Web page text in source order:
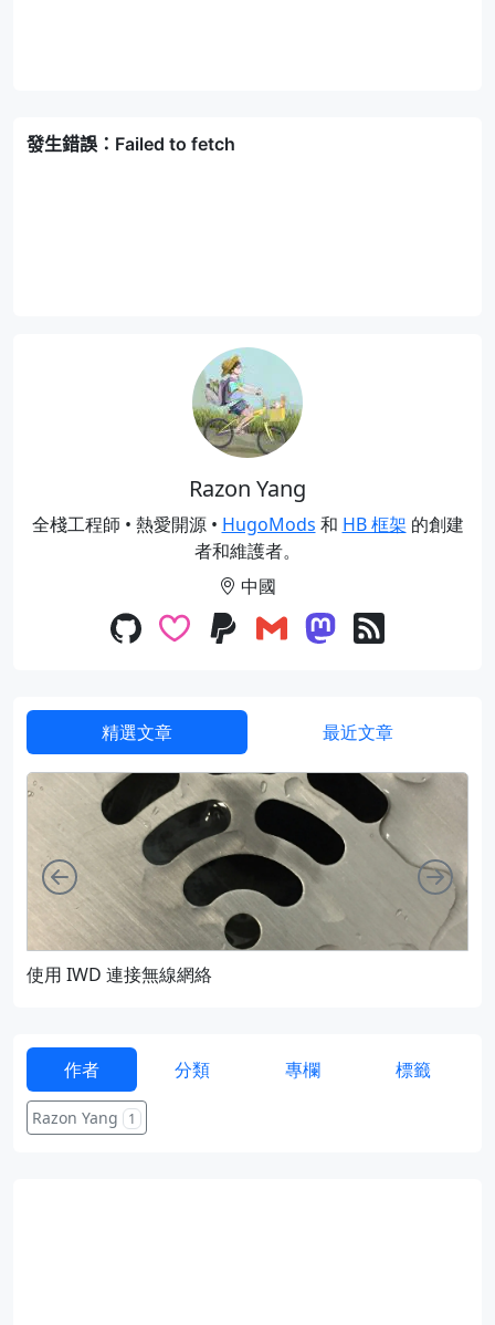
Razon Yang
全棧工程師 • 熱愛開源 • HugoMods 和 HB 框架 的創建
者和維護者。
中國
精選文章 最近文章
使用 IWD 連接無線網絡
向左 向右
作者 分類 專欄 標籤
Razon Yang 1